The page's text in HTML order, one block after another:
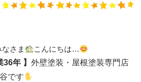
さま
こんにちは…
36年 】 外壁塗装・屋根塗装専門店
です